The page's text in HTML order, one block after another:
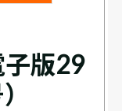
版29